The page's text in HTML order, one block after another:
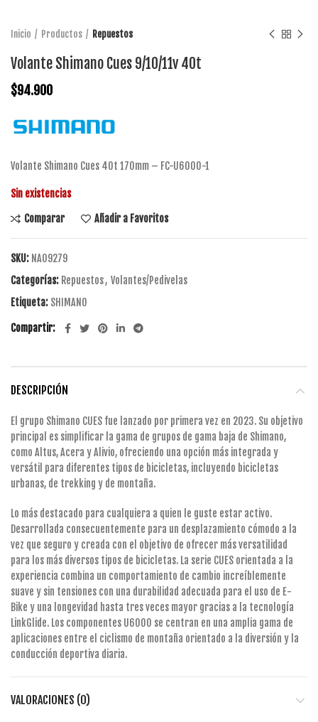
Inicio Productos Repuestos
Volante Shimano Cues 9/10/11v 40t
$94.900
Volante Shimano Cues 40t 170mm – FC-U6000-1
Sin existencias
Comparar Añadir a Favoritos
SKU: NA09279
Categorías: Repuestos, Volantes/Pedivelas
Etiqueta: SHIMANO
Compartir
DESCRIPCIÓN
El grupo Shimano CUES fue lanzado por primera vez en 2023. Su objetivo
principal es simplificar la gama de grupos de gama baja de Shimano,
como Altus, Acera y Alivio, ofreciendo una opción más integrada y
versátil para diferentes tipos de bicicletas, incluyendo bicicletas
urbanas, de trekking y de montaña.
Lo más destacado para cualquiera a quien le guste estar activo.
Desarrollada consecuentemente para un desplazamiento cómodo a la
vez que seguro y creada con el objetivo de ofrecer más versatilidad
para los más diversos tipos de bicicletas. La serie CUES orientada a la
experiencia combina un comportamiento de cambio increíblemente
suave y sin tensiones con una durabilidad adecuada para el uso de E-
Bike y una longevidad hasta tres veces mayor gracias a la tecnología
LinkGlide. Los componentes U6000 se centran en una amplia gama de
aplicaciones entre el ciclismo de montaña orientado a la diversión y la
conducción deportiva diaria.
VALORACIONES (0)